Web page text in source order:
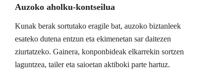
Auzoko aholku-kontseilua
Kunak berak sortutako eragile bat, auzoko biztanleek
esateko dutena entzun eta ekimenetan sar daitezen
ziurtatzeko. Gainera, konponbideak elkarrekin sortzen
laguntzea, tailer eta saioetan aktiboki parte hartuz.